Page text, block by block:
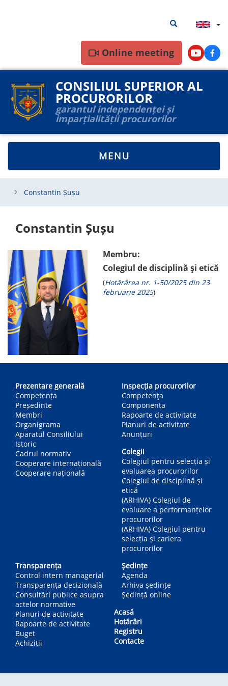
Search
results
Search results
Online meeting Youtube
CONSILIUL SUPERIOR AL
PROCURORILOR
garantul independenței și
imparțialității procurorilor
TOGGLE
NAVIGATION
MENU
Constantin Șușu
Constantin Șușu
Membru:
Colegiul de disciplină și etică
(Hotărârea nr. 1-50/2025 din 23
februarie 2025)
navigation
Prezentare generală
Competența
Președinte
Membri
Organigrama
Aparatul Consiliului
Istoric
Cadrul normativ
Cooperare internațională
Cooperare națională
Inspecția procurorilor
Competenţa
Componența
Rapoarte de activitate
Planuri de activitate
Anunțuri
Colegii
Colegiul pentru selecția și
evaluarea procurorilor
Colegiul de disciplină și
etică
(ARHIVA) Colegiul de
evaluare a performanțelor
procurorilor
(ARHIVA) Colegiul pentru
selecția și cariera
procurorilor
Transparența
Control intern managerial
Transparența decizională
Consultări publice asupra
actelor normative
Planuri de activitate
Rapoarte de activitate
Buget
Achiziții
Ședințe
Agenda
Arhiva ședințe
Ședință online
Acasă
Hotărâri
Registru
Contacte